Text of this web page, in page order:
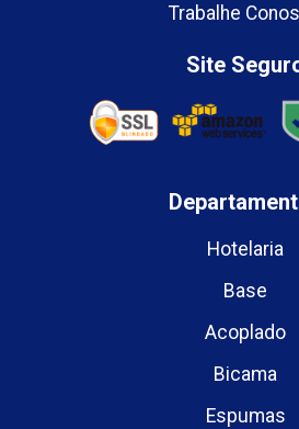
Trabalhe
Site
Hotelaria
Base
Acoplado
Bicama
Espumas